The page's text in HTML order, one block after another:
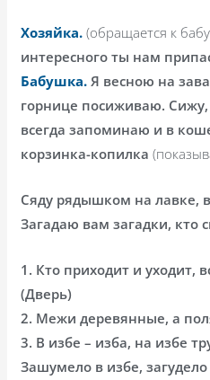
Хозяйка. (обращается к
интересного ты нам
Бабушка. Я весною на
горнице посиживаю. Сижу,
всегда запоминаю и в
корзинка-копилка
Сяду рядышком на лавке,
Загадаю вам загадки,
1. Кто приходит и уходит,
(Дверь)
2. Межи деревянные, а
3. В избе – изба, на избе
Зашумело в избе, загудело